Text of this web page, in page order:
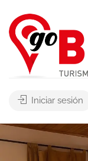
Iniciar sesión